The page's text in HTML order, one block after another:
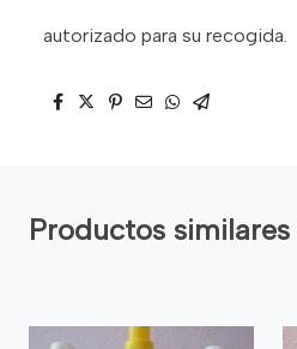
autorizado para su recogida.
Productos similares